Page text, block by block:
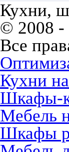
Кухни,
© 2008 -
Все
Кухни на
Шкафы-
Мебель
Шкафы